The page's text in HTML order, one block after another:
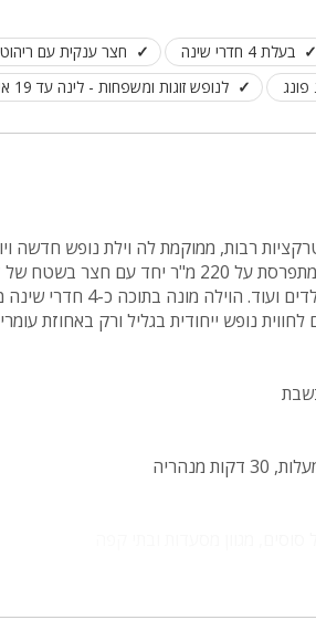
בעלת 4 חדרי שינה חצר ענקית עם ריהוט
פונג לנופש זוגות ומשפחות - לינה עד 19 איש
רבות, ממוקמת לה וילת נופש חדשה
עומרי. הוילה מעוצבת בסטנדרט גבוה, מתפרסת על
שחייה מפנקת, ג'קוזי ספא, משחקים
נופש ייחודית בגליל ורק באחוזת